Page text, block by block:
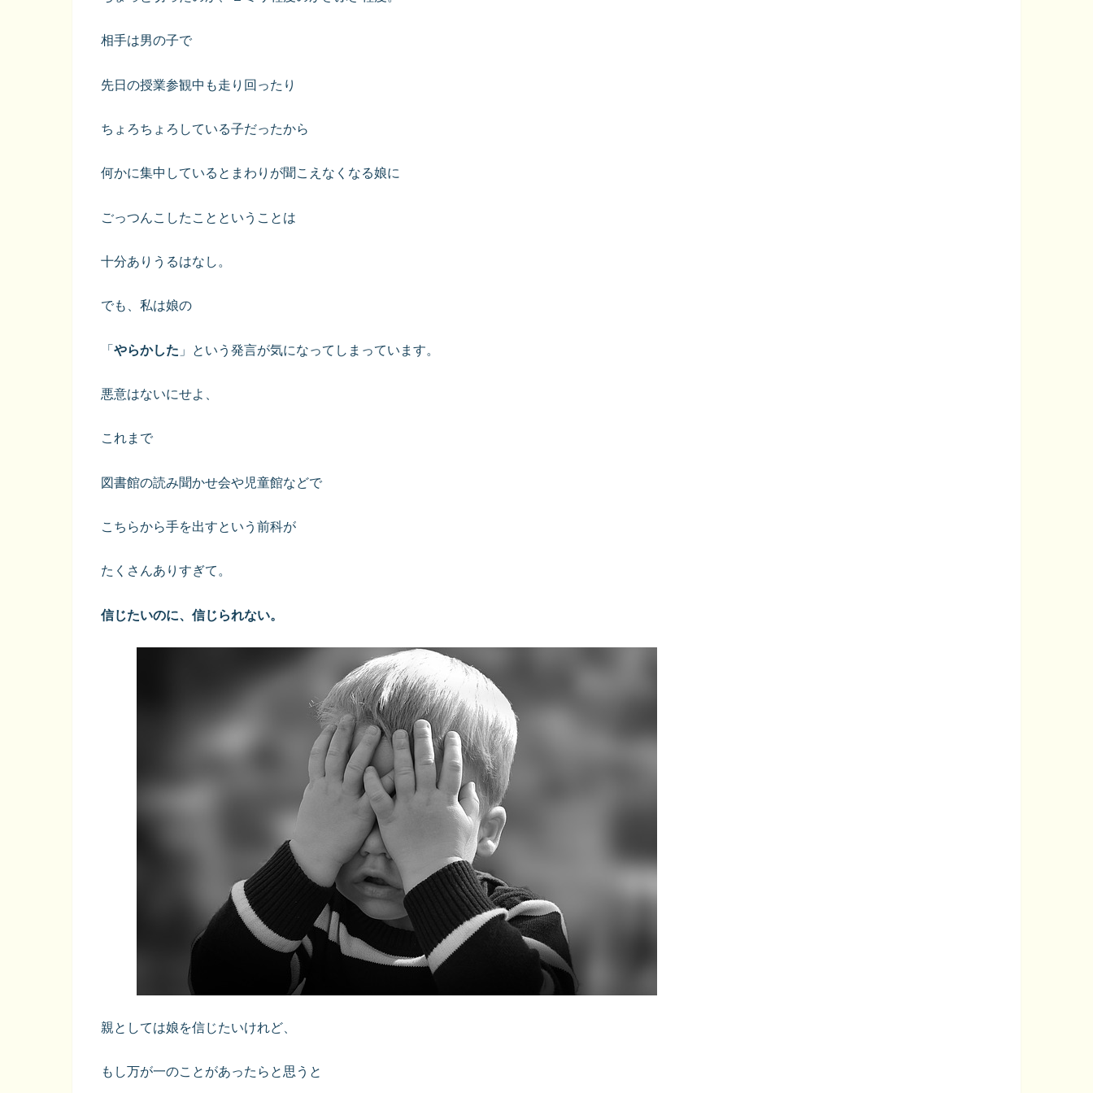
相手は男の子で
先日の授業参観中も走り回ったり
ちょろちょろしている子だったから
何かに集中しているとまわりが聞こえなくなる娘に
ごっつんこしたことということは
十分ありうるはなし。
でも、私は娘の
「やらかした 」という発言が気になってしまっています。
悪意はないにせよ、
これまで
図書館の読み聞かせ会や児童館などで
こちらから手を出すという前科が
たくさんありすぎて。
信じたいのに、信じられない。
親としては娘を信じたいけれど、
もし万が一のことがあったらと思うと